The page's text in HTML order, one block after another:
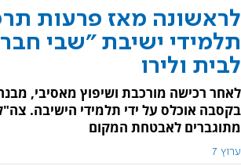
לראשונה מאז פרעות
תלמידי ישיבת "שבי
לבית ולירו
לאחר רכישה מורכבת ושיפוץ מאסיבי,
בקסבה אוכלס על ידי תלמידי הישיבה.
מתוגברים לאבטחת המקום
ערוץ 7